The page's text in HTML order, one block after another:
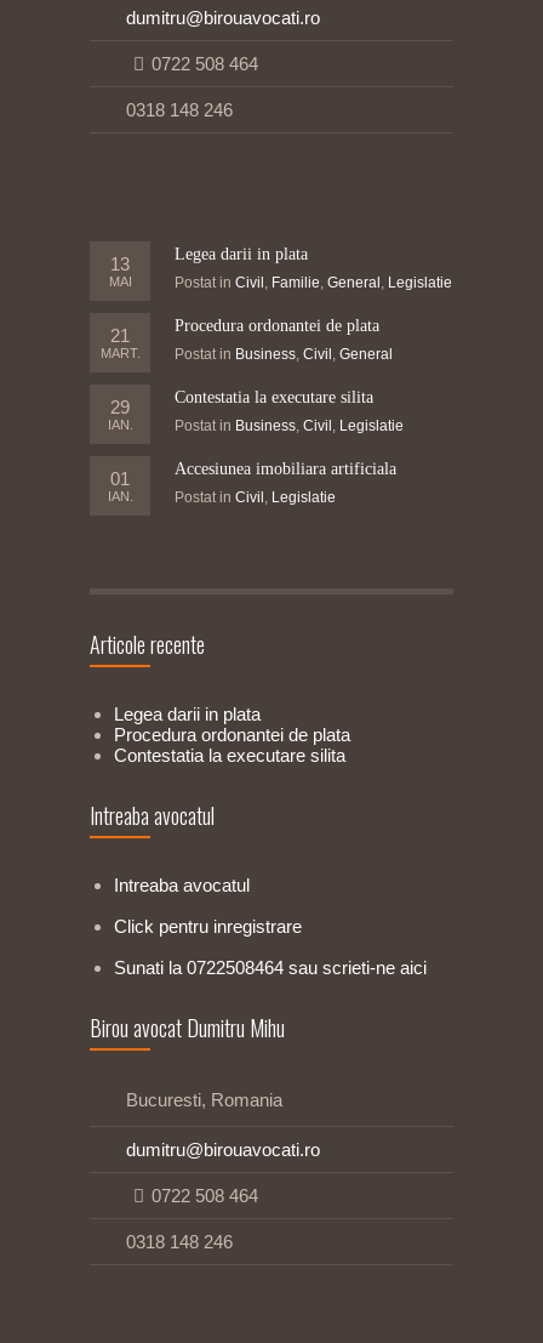
dumitru@birouavocati.ro
0722 508 464
0318 148 246
13
MAI
Legea darii in plata
Postat in Civil , Familie, General , Legislatie
21
MART.
Procedura ordonantei de plata
Postat in Business, Civil , General
29
IAN.
Contestatia la executare silita
Postat in Business, Civil , Legislatie
01
IAN.
Accesiunea imobiliara artificiala
Postat in Civil , Legislatie
Articole recente
Legea darii in plata
Procedura ordonantei de plata
Contestatia la executare silita
Intreaba avocatul
Intreaba avocatul
Click pentru inregistrare
Sunati la 0722508464 sau scrieti-ne aici
Birou avocat Dumitru Mihu
Bucuresti, Romania
dumitru@birouavocati.ro
0722 508 464
0318 148 246